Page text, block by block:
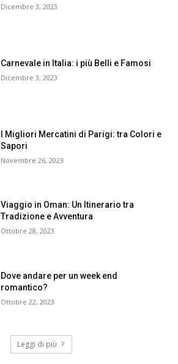
Dicembre 3, 2023
Carnevale in Italia: i più Belli e Famosi
Dicembre 3, 2023
I Migliori Mercatini di Parigi: tra Colori e
Sapori
Novembre 26, 2023
Viaggio in Oman: Un Itinerario tra
Tradizione e Avventura
Ottobre 28, 2023
Dove andare per un week end
romantico?
Ottobre 22, 2023
Leggi di più